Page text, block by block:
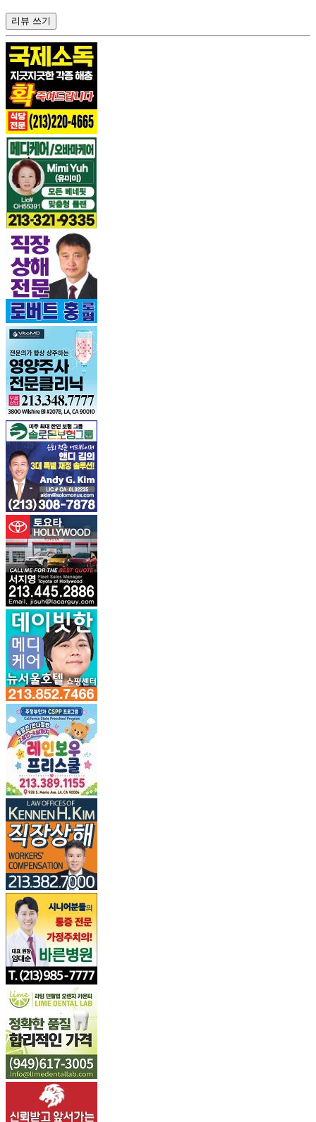
리뷰 쓰기